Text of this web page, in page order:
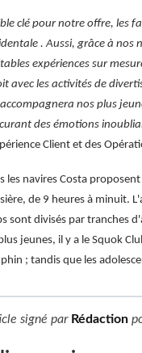
clé pour notre offre, les
. Aussi, grâce à nos
expériences sur
avec les activités de
nos plus
des émotions
Client et des
les navires Costa
de 9 heures à minuit.
sont divisés par tranches
jeunes, il y a le Squok
; tandis que les
signé par Rédaction